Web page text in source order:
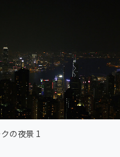
の夜景 1